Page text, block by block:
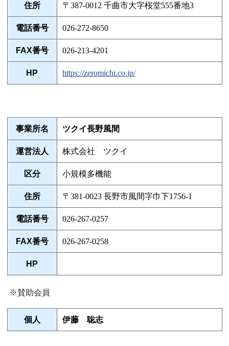
住所 〒387-0012 千曲市大字桜堂555番地3
電話番号 026-272-8650
FAX番号 026-213-4201
HP https://zeromichi.co.jp/
事業所名 ツクイ長野風間
運営法人 株式会社 ツクイ
区分 小規模多機能
住所 〒381-0023 長野市風間字巾下1756-1
電話番号 026-267-0257
FAX番号 026-267-0258
HP
※賛助会員
個人 伊藤 聡志